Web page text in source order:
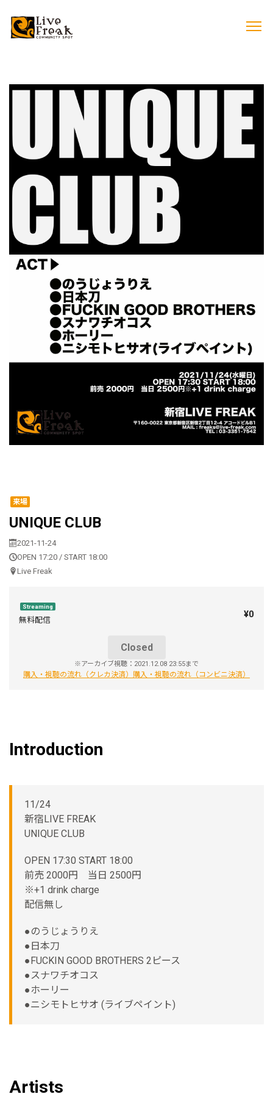
来場
UNIQUE CLUB
2021-11-24
OPEN 17:20 / START 18:00
Live Freak
Streaming
無料配信
¥0
Closed
※アーカイブ視聴：2021.12.08 23:55まで
購入・視聴の流れ（クレカ決済） 購入・視聴の流れ（コンビニ決済）
Introduction
11/24
新宿LIVE FREAK
UNIQUE CLUB
OPEN 17:30 START 18:00
前売 2000円 当日 2500円
※+1 drink charge
配信無し
●のうじょうりえ
●日本刀
●FUCKIN GOOD BROTHERS 2ピース
●スナワチオコス
●ホーリー
●ニシモトヒサオ (ライブペイント)
Artists